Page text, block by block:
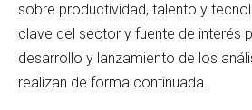
sobre productividad, talento y
clave del sector y fuente de interés
desarrollo y lanzamiento de los
realizan de forma continuada.